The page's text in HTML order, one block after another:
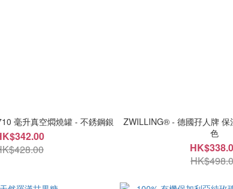
毫升真空燜燒罐 - 不銹鋼銀
ZWILLING® - 德國孖人牌 保
色